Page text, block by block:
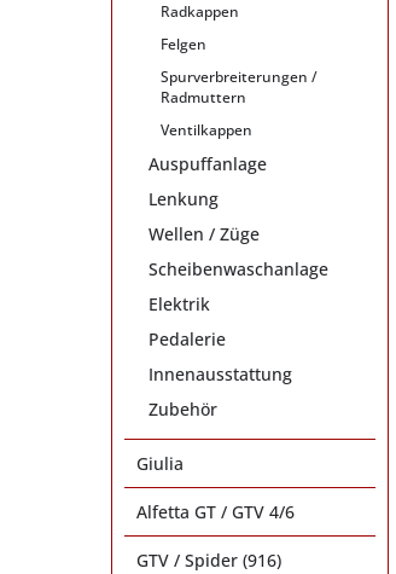
Radkappen
Felgen
Spurverbreiterungen /
Radmuttern
Ventilkappen
Auspuffanlage
Lenkung
Wellen / Züge
Scheibenwaschanlage
Elektrik
Pedalerie
Innenausstattung
Zubehör
Giulia
Alfetta GT / GTV 4/6
GTV / Spider (916)